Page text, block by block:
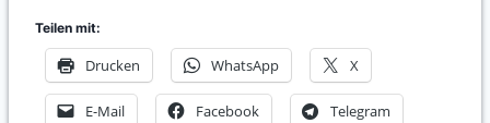
Teilen mit:
Drucken WhatsApp X
E-Mail Facebook Telegram